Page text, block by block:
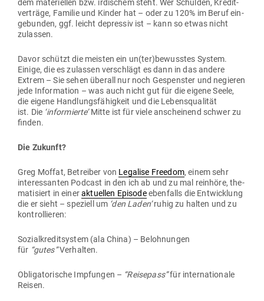
dem mate­ri­ellen bzw. irdi­schem steht. Wer Schulden, Kre­dit­
ver­träge, Familie und Kinder hat – oder zu 120% im Beruf ein­
ge­bunden, ggf. leicht depressiv ist – kann so etwas nicht
zulassen.
Davor schützt die meisten ein un(ter)bewusstes System.
Einige, die es zulassen ver­schlägt es dann in das andere
Extrem – Sie sehen überall nur noch Gespenster und negieren
jede Infor­mation – was auch nicht gut für die eigene Seele,
die eigene Hand­lungs­fä­higkeit und die Lebens­qua­lität
ist. Die ‘infor­mierte’Mitte ist für viele anscheinend schwer zu
finden.
Die Zukunft?
Greg Moffat, Betreiber von Legalise Freedom, einem sehr
inter­es­santen Podcast in den ich ab und zu mal reinhöre, the­
ma­ti­siert in eineraktu­ellen Episodeeben­falls die Ent­wicklung
die er sieht – spe­ziell um ‘den Laden’ruhig zu halten und zu
kontrollieren:
Sozi­al­kre­dit­system (ala China) – Beloh­nungen
für “gutes”Verhalten.
Obli­ga­to­rische Imp­fungen – “Rei­sepass”für inter­na­tionale
Reisen.